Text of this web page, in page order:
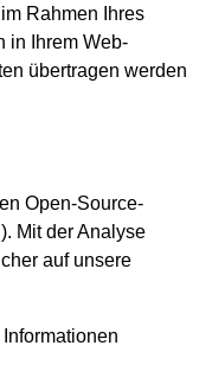
Rahmen Ihres
in Ihrem Web-
übertragen werden
Open-Source-
). Mit der Analyse
auf unsere